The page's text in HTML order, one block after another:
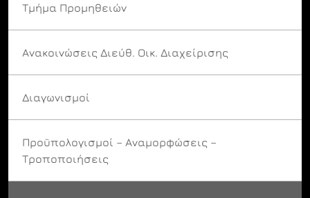
Τμήμα Προμηθειών
Ανακοινώσεις Διεύθ. Οικ. Διαχείρισης
Διαγωνισμοί
Προϋπολογισμοί – Αναμορφώσεις –
Τροποποιήσεις